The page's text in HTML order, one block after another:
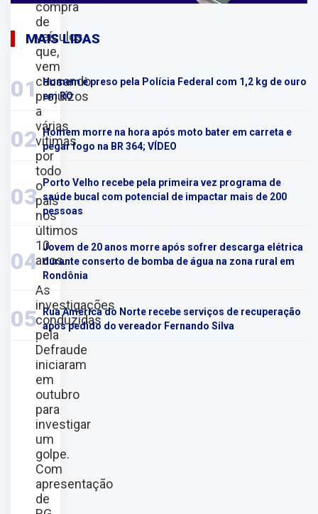
compra
de
veículos
que,
vem
causando
prejuízos
a
várias
vítimas
por
todo
o
país
nos
últimos
10
anos.
As
investigações
conduzidas
pela
Defraude
iniciaram
em
outubro
para
investigar
um
golpe.
Com
apresentação
de
MAIS LIDAS
01
Homem é preso pela Polícia Federal com 1,2 kg de ouro
em RO
02 Homem morre na hora após moto bater em carreta e
pegar fogo na BR 364; VÍDEO
03
Porto Velho recebe pela primeira vez programa de
saúde bucal com potencial de impactar mais de 200
pessoas
04
Jovem de 20 anos morre após sofrer descarga elétrica
durante conserto de bomba de água na zona rural em
Rondônia
05
Rua América do Norte recebe serviços de recuperação
após pedido do vereador Fernando Silva